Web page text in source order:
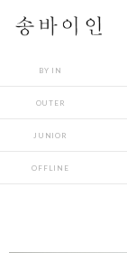
BY IN
OUTER
JUNIOR
OFFLINE